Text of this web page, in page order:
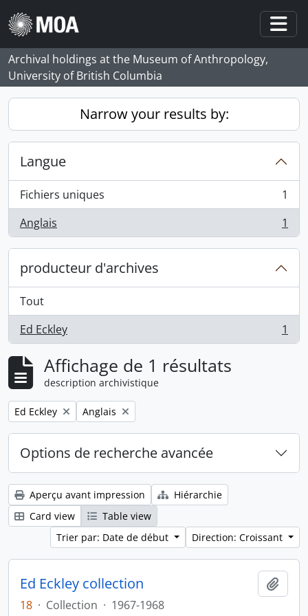
Skip to main content
Archival holdings at the Museum of Anthropology,
University of British Columbia
Narrow your results by:
Langue
Fichiers uniques
, 1 résultats
1
Anglais
, 1 résultats 1
producteur d'archives
Tout
Ed Eckley
, 1 résultats 1
Affichage de 1 résultats
description archivistique
Remove filter:
Ed Eckley Remove filter:
Anglais
Options de recherche avancée
Aperçu avant impression
Hiérarchie
Card view
Table view
Trier par: Date de début
Direction: Croissant
Ed Eckley collection
18 · Collection · 1967-1968